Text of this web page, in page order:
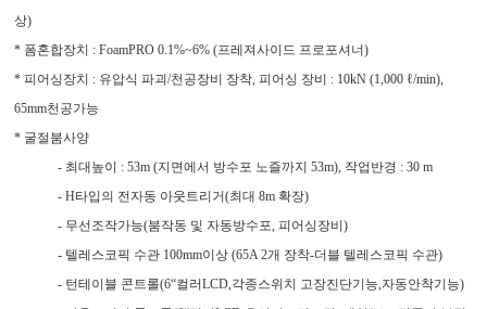
상)
* 폼혼합장치 : FoamPRO 0.1%~6% (프레져사이드 프로포셔너)
* 피어싱장치 : 유압식 파괴/천공장비 장착, 피어싱 장비 : 10kN (1,000 ℓ/min),
65mm천공가능
* 굴절붐사양
- 최대높이 : 53m (지면에서 방수포 노즐까지 53m), 작업반경 : 30 m
- H타입의 전자동 아웃트리거(최대 8m 확장)
- 무선조작가능(붐작동 및 자동방수포, 피어싱장비)
- 텔레스코픽 수관 100mm이상 (65A 2개 장착-더블 텔레스코픽 수관)
- 턴테이블 콘트롤(6“컬러LCD,각종스위치 고장진단기능,자동안착기능)